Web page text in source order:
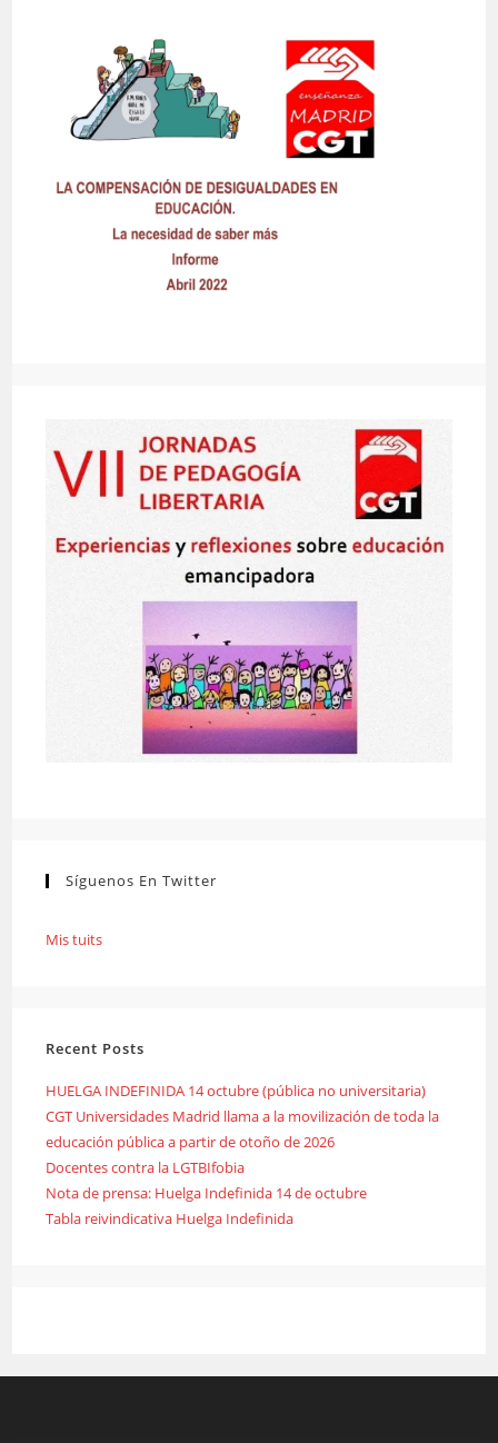
Síguenos En Twitter
Mis tuits
Recent Posts
HUELGA INDEFINIDA 14 octubre (pública no universitaria)
CGT Universidades Madrid llama a la movilización de toda la
educación pública a partir de otoño de 2026
Docentes contra la LGTBIfobia
Nota de prensa: Huelga Indefinida 14 de octubre
Tabla reivindicativa Huelga Indefinida